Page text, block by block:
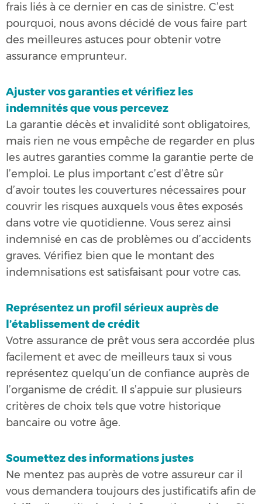
frais liés à ce dernier en cas de sinistre. C’est
pourquoi, nous avons décidé de vous faire part
des meilleures astuces pour obtenir votre
assurance emprunteur.
Ajuster vos garanties et vérifiez les
indemnités que vous percevez
La garantie décès et invalidité sont obligatoires,
mais rien ne vous empêche de regarder en plus
les autres garanties comme la garantie perte de
l’emploi. Le plus important c’est d’être sûr
d’avoir toutes les couvertures nécessaires pour
couvrir les risques auxquels vous êtes exposés
dans votre vie quotidienne. Vous serez ainsi
indemnisé en cas de problèmes ou d’accidents
graves. Vérifiez bien que le montant des
indemnisations est satisfaisant pour votre cas.
Représentez un profil sérieux auprès de
l’établissement de crédit
Votre assurance de prêt vous sera accordée plus
facilement et avec de meilleurs taux si vous
représentez quelqu’un de confiance auprès de
l’organisme de crédit. Il s’appuie sur plusieurs
critères de choix tels que votre historique
bancaire ou votre âge.
Soumettez des informations justes
Ne mentez pas auprès de votre assureur car il
vous demandera toujours des justificatifs afin de